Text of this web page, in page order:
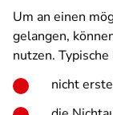
Um an einen
gelangen,
nutzen.
nicht